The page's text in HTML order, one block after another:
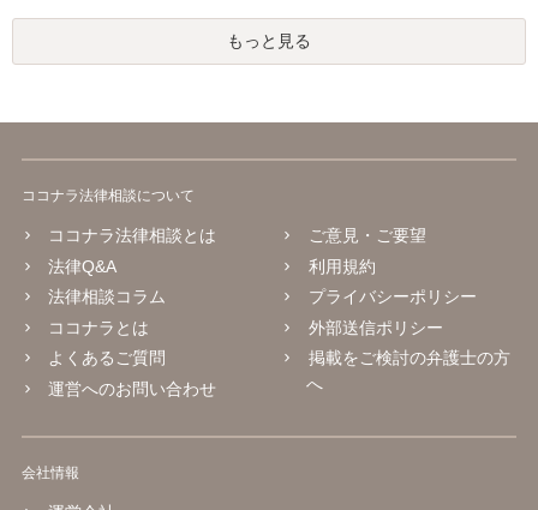
もっと見る
ココナラ法律相談について
ココナラ法律相談とは
法律Q&A
法律相談コラム
ココナラとは
よくあるご質問
運営へのお問い合わせ
ご意見・ご要望
利用規約
プライバシーポリシー
外部送信ポリシー
掲載をご検討の弁護士の方
へ
会社情報